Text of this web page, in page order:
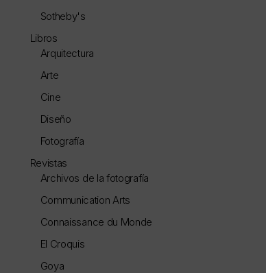
Sotheby's
Libros
Arquitectura
Arte
Cine
Diseño
Fotografía
Revistas
Archivos de la fotografía
Communication Arts
Connaissance du Monde
El Croquis
Goya